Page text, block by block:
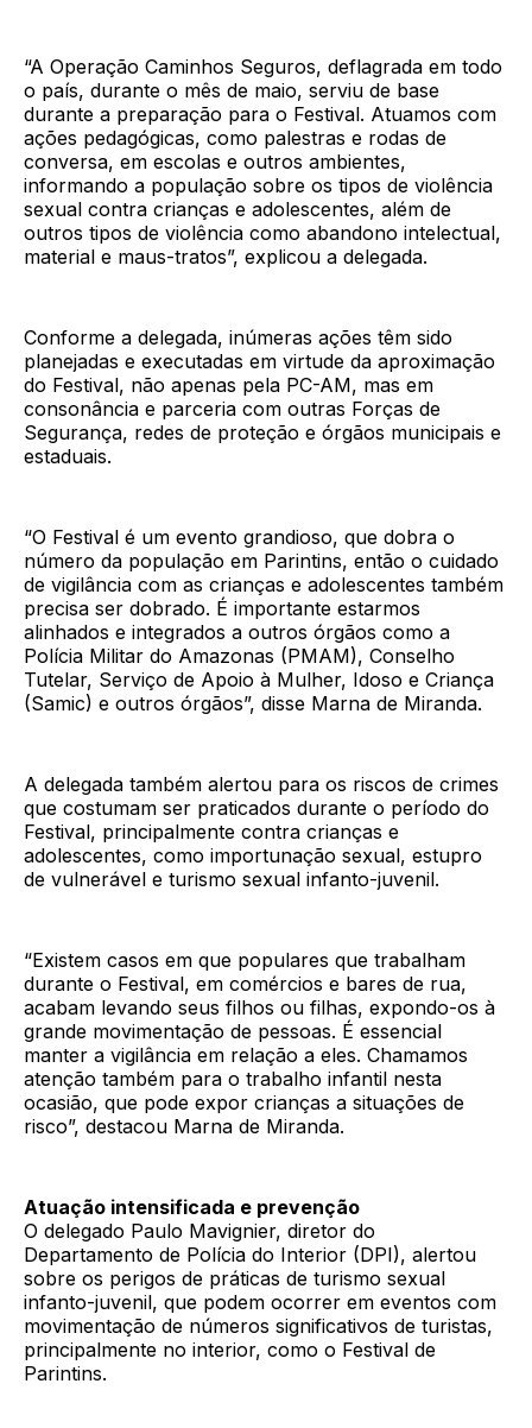
“A Operação Caminhos Seguros, deflagrada em todo
o país, durante o mês de maio, serviu de base
durante a preparação para o Festival. Atuamos com
ações pedagógicas, como palestras e rodas de
conversa, em escolas e outros ambientes,
informando a população sobre os tipos de violência
sexual contra crianças e adolescentes, além de
outros tipos de violência como abandono intelectual,
material e maus-tratos”, explicou a delegada.
Conforme a delegada, inúmeras ações têm sido
planejadas e executadas em virtude da aproximação
do Festival, não apenas pela PC-AM, mas em
consonância e parceria com outras Forças de
Segurança, redes de proteção e órgãos municipais e
estaduais.
“O Festival é um evento grandioso, que dobra o
número da população em Parintins, então o cuidado
de vigilância com as crianças e adolescentes também
precisa ser dobrado. É importante estarmos
alinhados e integrados a outros órgãos como a
Polícia Militar do Amazonas (PMAM), Conselho
Tutelar, Serviço de Apoio à Mulher, Idoso e Criança
(Samic) e outros órgãos”, disse Marna de Miranda.
A delegada também alertou para os riscos de crimes
que costumam ser praticados durante o período do
Festival, principalmente contra crianças e
adolescentes, como importunação sexual, estupro
de vulnerável e turismo sexual infanto-juvenil.
“Existem casos em que populares que trabalham
durante o Festival, em comércios e bares de rua,
acabam levando seus filhos ou filhas, expondo-os à
grande movimentação de pessoas. É essencial
manter a vigilância em relação a eles. Chamamos
atenção também para o trabalho infantil nesta
ocasião, que pode expor crianças a situações de
risco”, destacou Marna de Miranda.
Atuação intensificada e prevenção
O delegado Paulo Mavignier, diretor do
Departamento de Polícia do Interior (DPI), alertou
sobre os perigos de práticas de turismo sexual
infanto-juvenil, que podem ocorrer em eventos com
movimentação de números significativos de turistas,
principalmente no interior, como o Festival de
Parintins.